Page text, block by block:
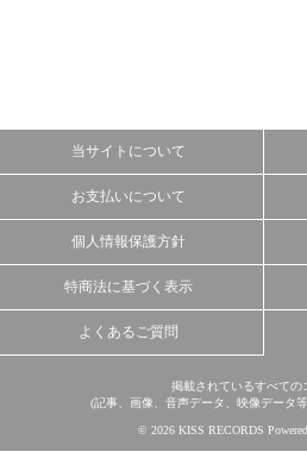
当サイトについて
お支払いについて
個人情報保護方針
特商法に基づく表示
よくあるご質問
掲載されているすべての
(記事、画像、音声データ、映像データ
© 2026 KISS RECORDS